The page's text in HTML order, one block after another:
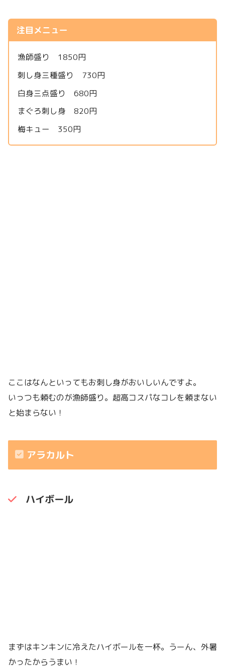
注目メニュー
漁師盛り 1850円
刺し身三種盛り 730円
白身三点盛り 680円
まぐろ刺し身 820円
梅キュー 350円
ここはなんといってもお刺し身がおいしいんですよ。
いっつも頼むのが漁師盛り。超高コスパなコレを頼まない
と始まらない！
アラカルト
ハイボール
まずはキンキンに冷えたハイボールを一杯。うーん、外暑
かったからうまい！